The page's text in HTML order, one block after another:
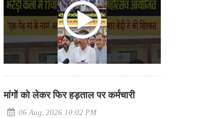
मांगों को लेकर फिर हड़ताल पर कर्मचारी
06 Aug, 2026 10:02 PM